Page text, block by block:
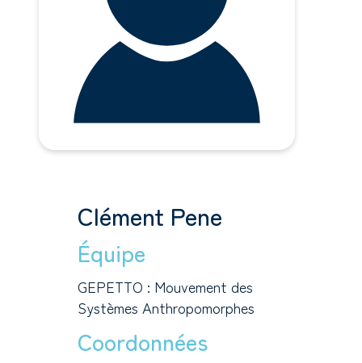
Clément Pene
Équipe
GEPETTO : Mouvement des
Systèmes Anthropomorphes
Coordonnées